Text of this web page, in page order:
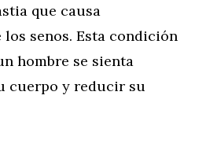
que causa
senos. Esta condición
hombre se sienta
cuerpo y reducir su